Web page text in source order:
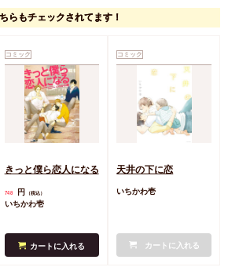
らもチェックされてます！
コミック
きっと僕ら恋人になる
748 円 （税込）
いちかわ壱
カートに入れる
コミック
天井の下に恋
いちかわ壱
カートに入れる